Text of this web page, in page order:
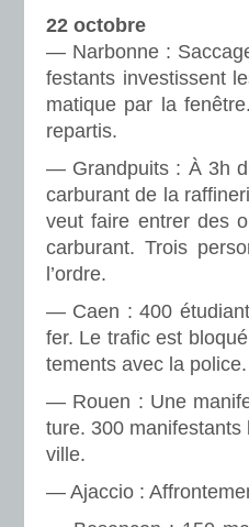
22 octobre
— Narbonne :
fes­tants inves­tis­sent
ma­ti­que par la
repar­tis.
— Grandpuits : À 3h
car­bu­rant de la
veut faire entrer des
car­bu­rant. Trois
l’ordre.
— Caen : 400
fer. Le trafic est
te­ments avec la police.
— Rouen : Une
ture. 300 mani­fes­tants
ville.
— Ajaccio :